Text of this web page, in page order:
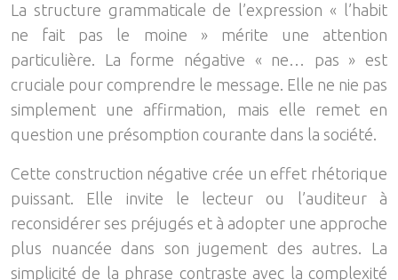
La structure grammaticale de l’expression « l’habit
ne fait pas le moine » mérite une attention
particulière. La forme négative « ne… pas » est
cruciale pour comprendre le message. Elle ne nie pas
simplement une affirmation, mais elle remet en
question une présomption courante dans la société.
Cette construction négative crée un effet rhétorique
puissant. Elle invite le lecteur ou l’auditeur à
reconsidérer ses préjugés et à adopter une approche
plus nuancée dans son jugement des autres. La
simplicité de la phrase contraste avec la complexité